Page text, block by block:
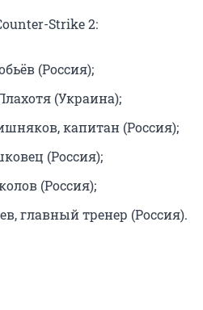
Strike 2:
(Россия);
(Украина);
капитан (Россия);
(Россия);
(Россия);
главный тренер (Россия).